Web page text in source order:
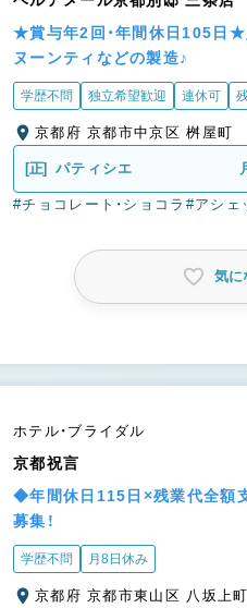
★賞与年2回・年間休日105日★
ヌーンティなどの製造♪
学歴不問 独立希望歓迎 連休可
京都府 京都市中京区 桝屋町
[正] パティシエ
#チョコレート・ショコラ #アシェ
気に
ホテル・ブライダル
京都祝言
◆年間休日115日×残業代全額
募集！
学歴不問 月8日休み
京都府 京都市東山区 八坂上町